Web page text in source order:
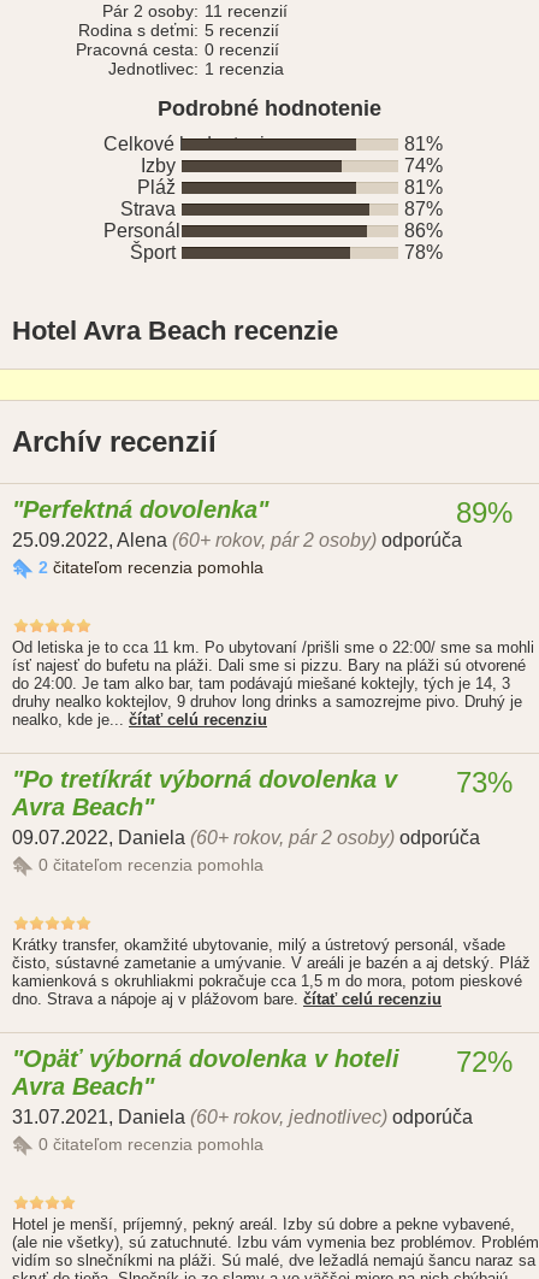
Pár 2 osoby: 11 recenzií
Rodina s deťmi: 5 recenzií
Pracovná cesta: 0 recenzií
Jednotlivec: 1 recenzia
Podrobné hodnotenie
Celkové hodnotenie
81%
Izby
74%
Pláž
81%
Strava
87%
Personál
86%
Šport
78%
Hotel Avra Beach recenzie
Archív recenzií
Perfektná dovolenka
25.09.2022, Alena (60+ rokov, pár 2 osoby) odporúča
2 čitateľom recenzia pomohla
89%
Od letiska je to cca 11 km. Po ubytovaní /prišli sme o 22:00/ sme sa mohli
ísť najesť do bufetu na pláži. Dali sme si pizzu. Bary na pláži sú otvorené
do 24:00. Je tam alko bar, tam podávajú miešané koktejly, tých je 14, 3
druhy nealko koktejlov, 9 druhov long drinks a samozrejme pivo. Druhý je
nealko, kde je... čítať celú recenziu
Po tretíkrát výborná dovolenka v
Avra Beach
09.07.2022, Daniela (60+ rokov, pár 2 osoby) odporúča
0 čitateľom recenzia pomohla
73%
Krátky transfer, okamžité ubytovanie, milý a ústretový personál, všade
čisto, sústavné zametanie a umývanie. V areáli je bazén a aj detský. Pláž
kamienková s okruhliakmi pokračuje cca 1,5 m do mora, potom pieskové
dno. Strava a nápoje aj v plážovom bare. čítať celú recenziu
Opäť výborná dovolenka v hoteli
Avra Beach
31.07.2021, Daniela (60+ rokov, jednotlivec) odporúča
0 čitateľom recenzia pomohla
72%
Hotel je menší, príjemný, pekný areál. Izby sú dobre a pekne vybavené,
(ale nie všetky), sú zatuchnuté. Izbu vám vymenia bez problémov. Problém
vidím so slnečníkmi na pláži. Sú malé, dve ležadlá nemajú šancu naraz sa